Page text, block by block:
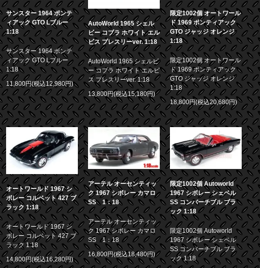
サンスター 1964 ポンテ
ィアック GTO Lブルー
1:18
サンスター 1964 ポンテ
ィアック GTO Lブルー
1:18
11,800円(税込12,980円)
AutoWorld 1965 シェル
ビー コブラ ホワイト エル
ビス プレスリーver. 1:18
AutoWorld 1965 シェルビ
ー コブラ ホワイト エルビ
ス プレスリーver. 1:18
13,800円(税込15,180円)
限定1002個 オートワール
ド 1969 ポンティアック
GTO ジャッジ オレンジ
1:18
限定1002個 オートワール
ド 1969 ポンティアック
GTO ジャッジ オレンジ
1:18
18,800円(税込20,680円)
オートワールド 1967 シ
ボレー コルベット 427 ブ
ラック 1:18
オートワールド 1967 シ
ボレー コルベット 427 ブ
ラック 1:18
14,800円(税込16,280円)
アーテル オーセンティッ
ク 1967 シボレー カマロ
SS 1：18
アーテル オーセンティッ
ク 1967 シボレー カマロ
SS 1：18
16,800円(税込18,480円)
限定1002個 Autoworld
1967 シボレー シェベル
SS コンバーチブル ブラ
ック 1:18
限定1002個 Autoworld
1967 シボレー シェベル
SS コンバーチブル ブラ
ック 1:18